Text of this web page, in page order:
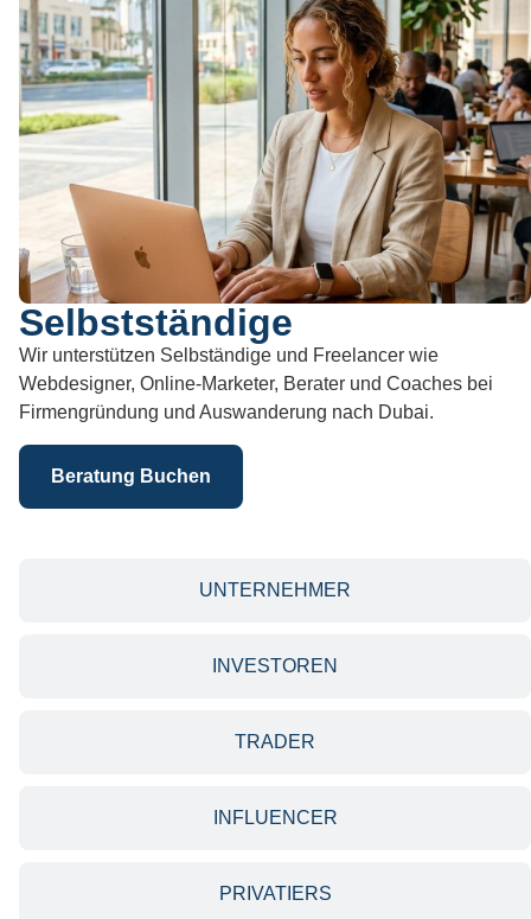
UNTERNEHMER
INVESTOREN
TRADER
INFLUENCER
PRIVATIERS
Selbstständige
Wir unterstützen Selbständige und Freelancer wie
Webdesigner, Online-Marketer, Berater und Coaches bei
Firmengründung und Auswanderung nach Dubai.
Beratung Buchen